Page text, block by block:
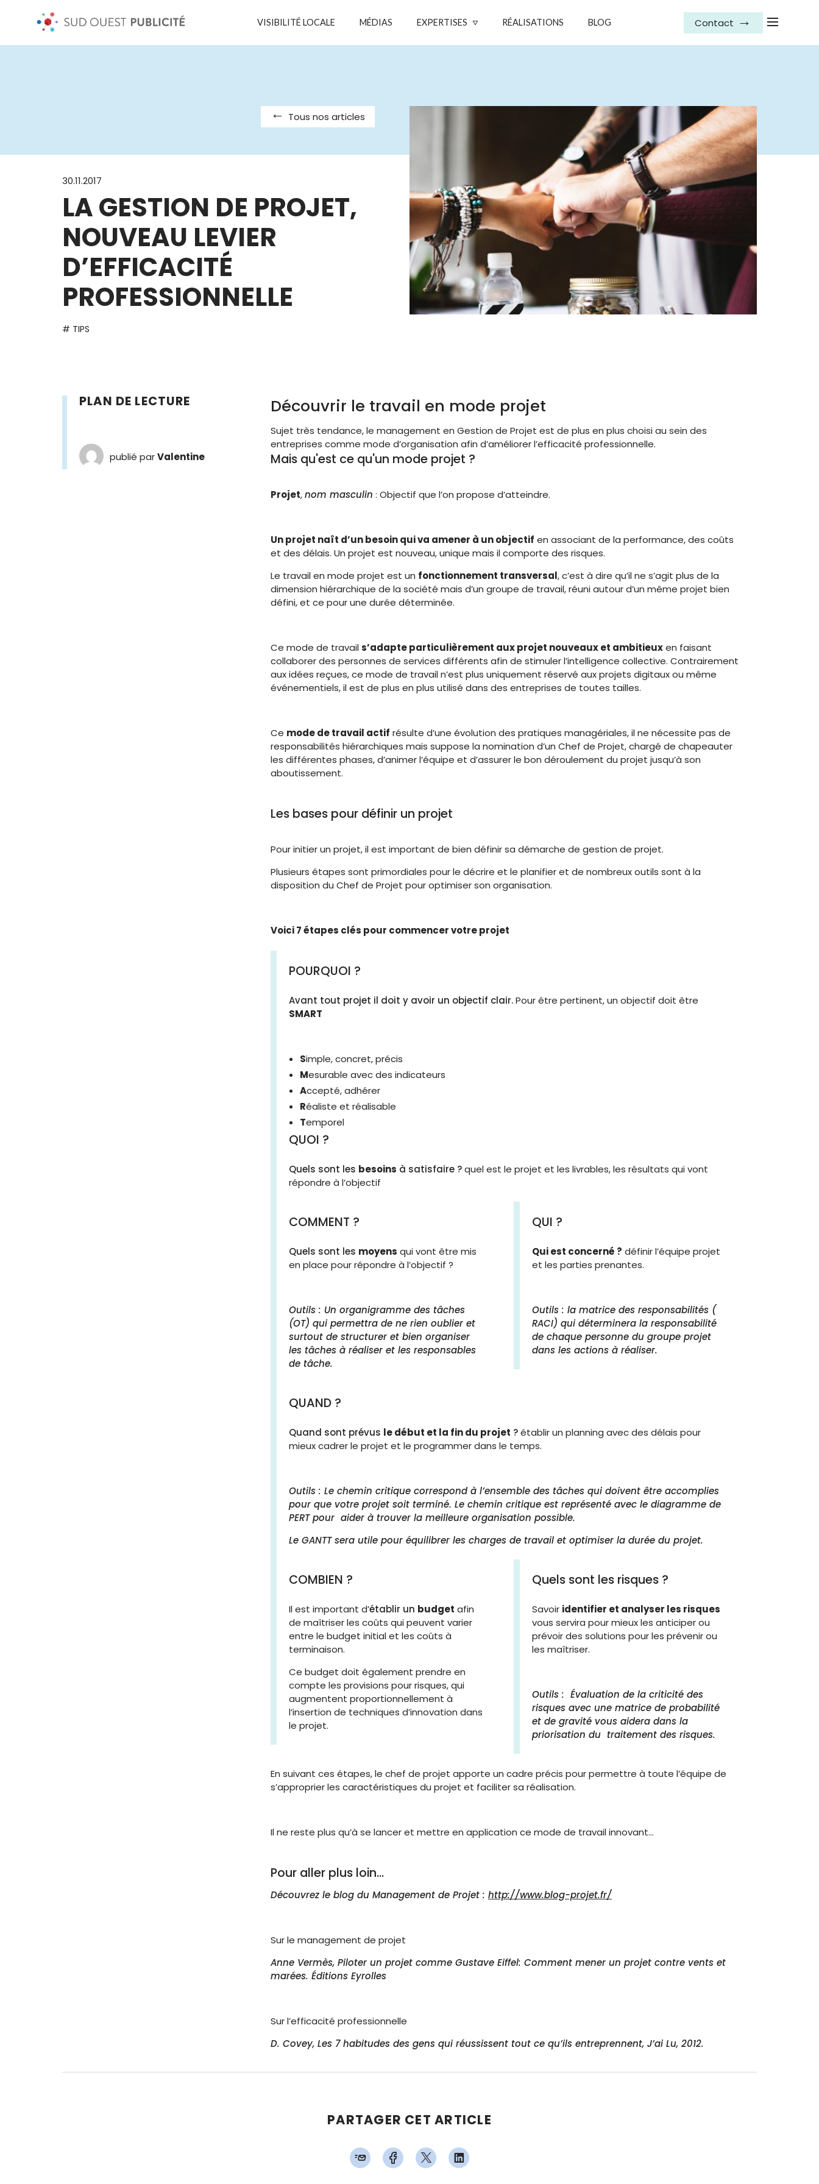
VISIBILITÉ LOCALE MÉDIAS EXPERTISES RÉALISATIONS BLOG Contact
Tous nos articles
30.11.2017
LA GESTION DE PROJET,
NOUVEAU LEVIER
D’EFFICACITÉ
PROFESSIONNELLE
# TIPS
PLAN DE LECTURE
publié parValentine
Découvrir le travail en mode projet
Sujet très tendance, le management en Gestion de Projet est de plus en plus choisi au sein des
entreprises comme mode d’organisation afin d’améliorer l’efficacité professionnelle.
Mais qu'est ce qu'un mode projet ?
Projet,nom masculin : Objectif que l’on propose d’atteindre.
Un projet naît d’un besoin qui va amener à un objectif en associant de la performance, des coûts
et des délais. Un projet est nouveau, unique mais il comporte des risques.
Le travail en mode projet est un fonctionnement transversal, c’est à dire qu’il ne s’agit plus de la
dimension hiérarchique de la société mais d’un groupe de travail, réuni autour d’un même projet bien
défini, et ce pour une durée déterminée.
Ce mode de travails’adapte particulièrement aux projet nouveaux et ambitieuxen faisant
collaborer des personnes de services différents afin de stimuler l’intelligence collective. Contrairement
aux idées reçues, ce mode de travail n’est plus uniquement réservé aux projets digitaux ou même
événementiels, il est de plus en plus utilisé dans des entreprises de toutes tailles.
Ce mode de travail actif résulte d’une évolution des pratiques managériales, il ne nécessite pas de
responsabilités hiérarchiques mais suppose la nomination d’un Chef de Projet, chargé de chapeauter
les différentes phases, d’animer l’équipe et d’assurer le bon déroulement du projet jusqu’à son
aboutissement.
Les bases pour définir un projet
Pour initier un projet, il est important de bien définir sa démarche de gestion de projet.
Plusieurs étapes sont primordiales pour le décrire et le planifier et de nombreux outils sont à la
disposition du Chef de Projet pour optimiser son organisation.
Voici 7 étapes clés pour commencer votre projet
POURQUOI ?
Avant tout projet il doit y avoir un objectif clair.Pour être pertinent, un objectif doit être
SMART
Simple, concret, précis
Mesurable avec des indicateurs
Accepté, adhérer
Réaliste et réalisable
Temporel
QUOI ?
Quels sont les besoins à satisfaire ?quel est le projet et les livrables, les résultats qui vont
répondre à l’objectif
COMMENT ?
Quels sont les moyens qui vont être mis
en place pour répondre à l’objectif ?
Outils : Un organigramme des tâches
(OT) qui permettra de ne rien oublier et
surtout de structurer et bien organiser
les tâches à réaliser et les responsables
de tâche.
QUI ?
Qui est concerné ? définir l’équipe projet
et les parties prenantes.
Outils : la matrice des responsabilités (
RACI) qui déterminera la responsabilité
de chaque personne du groupe projet
dans les actions à réaliser.
QUAND ?
Quand sont prévus le début et la fin du projet ?établir un planning avec des délais pour
mieux cadrer le projet et le programmer dans le temps.
Outils : Le chemin critique correspond à l’ensemble des tâches qui doivent être accomplies
pour que votre projet soit terminé. Le chemin critique est représenté avec le diagramme de
PERT pour aider à trouver la meilleure organisation possible.
Le GANTT sera utile pour équilibrer les charges de travail et optimiser la durée du projet.
COMBIEN ?
Il est important d’établir un budget afin
de maîtriser les coûts qui peuvent varier
entre le budget initial et les coûts à
terminaison.
Ce budget doit également prendre en
compte les provisions pour risques, qui
augmentent proportionnellement à
l’insertion de techniques d’innovation dans
le projet.
Quels sont les risques ?
Savoir identifier et analyser les risques
vous servira pour mieux les anticiper ou
prévoir des solutions pour les prévenir ou
les maîtriser.
Outils : Évaluation de la criticité des
risques avec une matrice de probabilité
et de gravité vous aidera dans la
priorisation du traitement des risques.
En suivant ces étapes, le chef de projet apporte un cadre précis pour permettre à toute l’équipe de
s’approprier les caractéristiques du projet et faciliter sa réalisation.
Il ne reste plus qu’à se lancer et mettre en application ce mode de travail innovant…
Pour aller plus loin...
Découvrez le blog du Management de Projet : http://www.blog-projet.fr/
Sur le management de projet
Anne Vermès, Piloter un projet comme Gustave Eiffel: Comment mener un projet contre vents et
marées. Éditions Eyrolles
Sur l’efficacité professionnelle
D. Covey, Les 7 habitudes des gens qui réussissent tout ce qu’ils entreprennent, J’ai Lu, 2012.
PARTAGER CET ARTICLE